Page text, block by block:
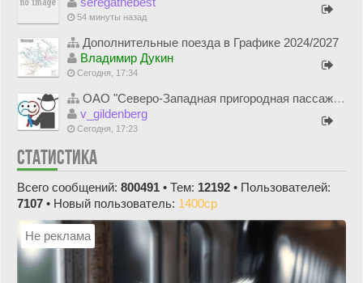
54 минуты назад
Дополнительные поезда в Графике 2024/2027
Владимир Дукин
Сегодня, 17:34
ОАО "Северо-Западная пригородная пассажирская компания"
v_gildenberg
Сегодня, 17:23
СТАТИСТИКА
Всего сообщений: 800491 • Тем: 12192 • Пользователей:
7107 • Новый пользователь: 1400cp
Не реклама